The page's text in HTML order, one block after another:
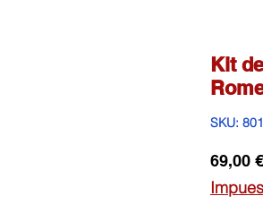
Kit
SKU:
69,00 €